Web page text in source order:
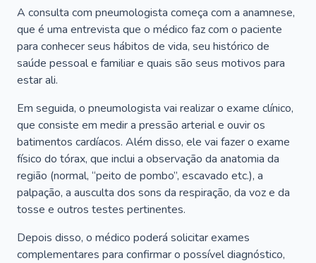
A consulta com pneumologista começa com a anamnese,
que é uma entrevista que o médico faz com o paciente
para conhecer seus hábitos de vida, seu histórico de
saúde pessoal e familiar e quais são seus motivos para
estar ali.
Em seguida, o pneumologista vai realizar o exame clínico,
que consiste em medir a pressão arterial e ouvir os
batimentos cardíacos. Além disso, ele vai fazer o exame
físico do tórax, que inclui a observação da anatomia da
região (normal, “peito de pombo”, escavado etc.), a
palpação, a ausculta dos sons da respiração, da voz e da
tosse e outros testes pertinentes.
Depois disso, o médico poderá solicitar exames
complementares para confirmar o possível diagnóstico,